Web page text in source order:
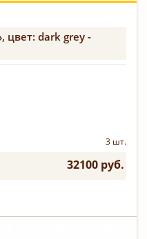
цвет: dark grey -
3 шт.
32100 руб.